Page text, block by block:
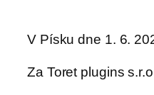
V Písku dne 1. 6.
Za Toret plugins